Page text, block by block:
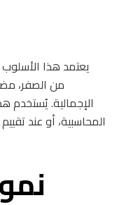
يعتمد هذا الأسلوب
من الصفر،
الإجمالية. يُستخدم
المحاسبية، أو عند